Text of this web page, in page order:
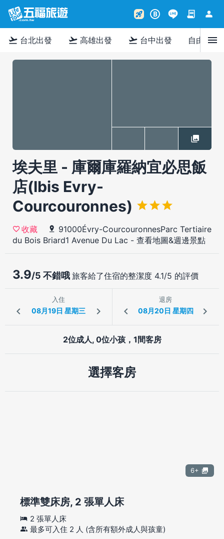
rocket_launch B contract person
flight_takeoff 台北出發 flight_takeoff 高雄出發 flight_takeoff 台中出發 自由行menu
埃夫里 - 庫爾庫羅納宜必思飯
店(Ibis Evry-
Courcouronnes)
收藏
91000Évry-CourcouronnesParc Tertiaire
du Bois Briard1 Avenue Du Lac - 查看地圖&週邊景點
3.9/5 不錯哦 旅客給了住宿的整潔度 4.1/5 的評價
入住 退房
2位成人, 0位小孩，1間客房
選擇客房
6+
標準雙床房, 2 張單人床
2 張單人床
最多可入住 2 人 (含所有額外成人與孩童)